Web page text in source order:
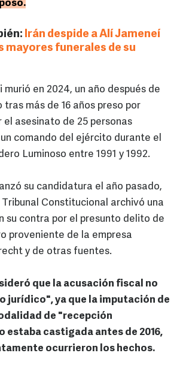
Irán despide a Alí Jameneí
mayores funerales de su
en 2024, un año después de
más de 16 años preso por
el asesinato de 25 personas
comando del ejército durante el
Luminoso entre 1991 y 1992.
su candidatura el año pasado,
Constitucional archivó una
su contra por el presunto delito de
proveniente de la empresa
y de otras fuentes.
que la acusación fiscal no
jurídico", ya que la imputación de
de "recepción
estaba castigada antes de 2016,
ocurrieron los hechos.